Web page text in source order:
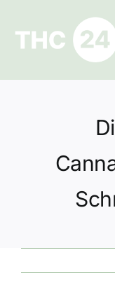
springen
Ratgeber
Hilfe und Kontakt
Datenschutz